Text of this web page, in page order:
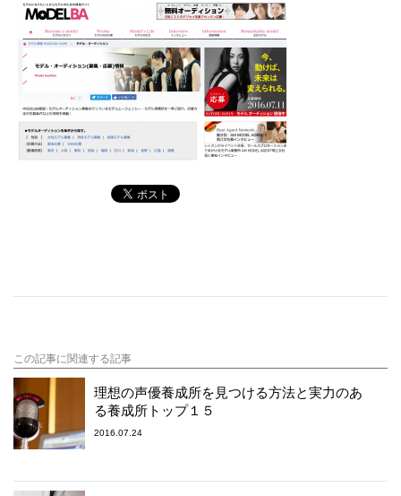
この記事に関連する記事
理想の声優養成所を見つける方法と実力のあ
る養成所トップ１５
2016.07.24